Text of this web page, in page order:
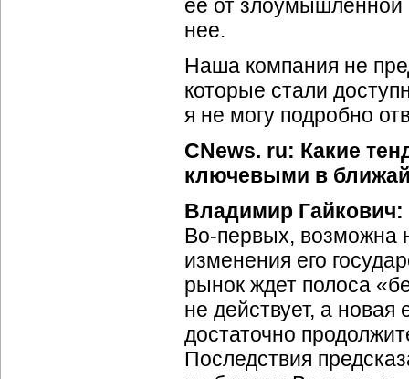
ее от злоумышленной
нее.
Наша компания не
которые стали
я не могу подробно
CNews. ru: Какие
ключевыми в
Владимир Гайкович:
Во-первых, возможна
изменения его
рынок ждет полоса
не действует, а
достаточно
Последствия